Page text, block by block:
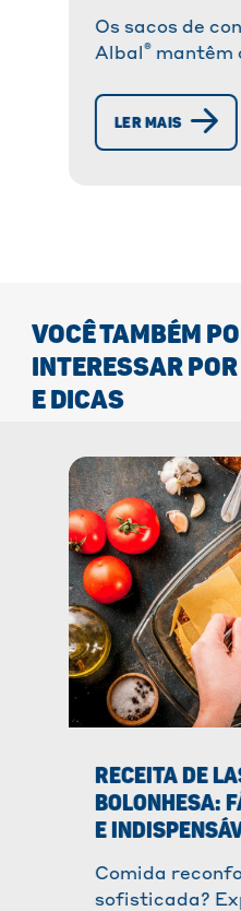
Os sacos de
Albal ® mantêm
tempo e
segurança
LER MAIS
VOCÊ TAMBÉM
INTERESSAR
E DICAS
RECEITA DE
BOLONHESA:
E
Comida
sofisticada?